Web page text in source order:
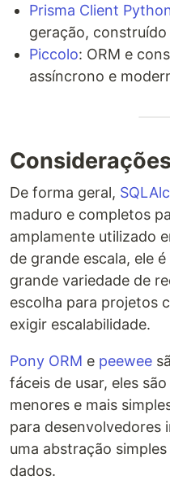
Prisma Client
geração, construído
Piccolo: ORM e
assíncrono e
De forma geral,
maduro e completos
amplamente utilizado
de grande escala, ele
grande variedade de
escolha para projetos
exigir escalabilidade.
Pony ORM e peewee
fáceis de usar, eles
menores e mais
para desenvolvedores
uma abstração
dados.